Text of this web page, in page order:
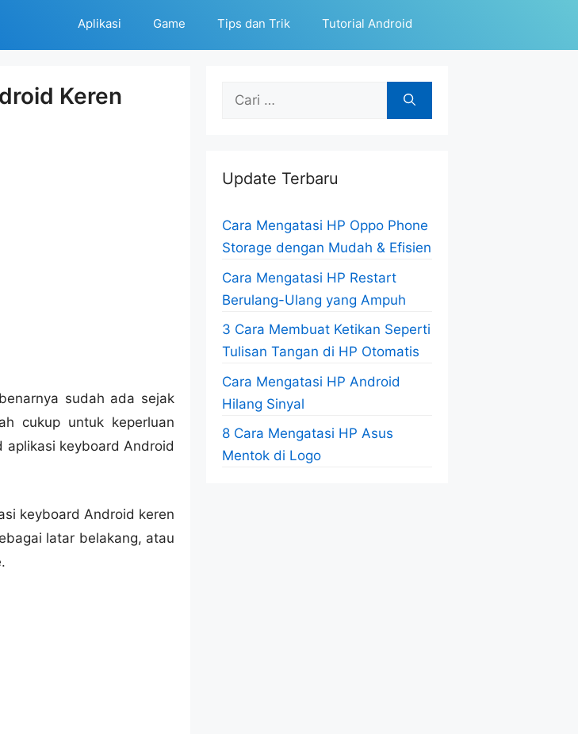
Aplikasi Game Tips dan Trik Tutorial Android
Keren
sudah ada sejak
cukup untuk keperluan
aplikasi keyboard Android
keyboard Android keren
latar belakang, atau
Cari
Update Terbaru
Cara Mengatasi HP Oppo Phone
Storage dengan Mudah & Efisien
Cara Mengatasi HP Restart
Berulang-Ulang yang Ampuh
3 Cara Membuat Ketikan Seperti
Tulisan Tangan di HP Otomatis
Cara Mengatasi HP Android
Hilang Sinyal
8 Cara Mengatasi HP Asus
Mentok di Logo